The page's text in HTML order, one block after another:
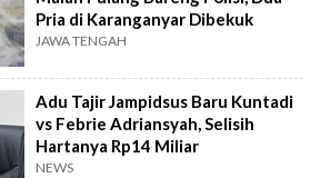
Pria di Karanganyar Dibekuk
JAWA TENGAH
Adu Tajir Jampidsus Baru Kuntadi
vs Febrie Adriansyah, Selisih
Hartanya Rp14 Miliar
NEWS